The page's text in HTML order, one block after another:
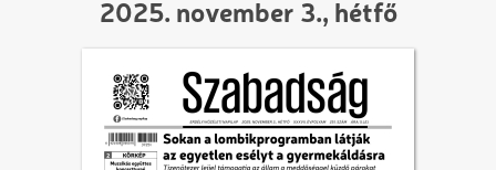
2025. november 3., hétfő